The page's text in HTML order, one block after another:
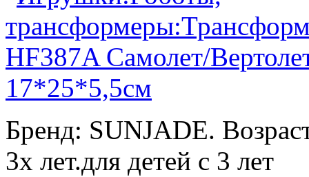
Бренд: SUNJADE.
3х лет.для детей с 3 лет